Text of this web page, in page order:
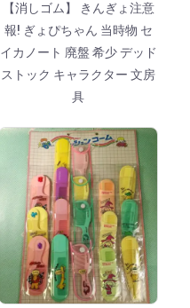
【消しゴム】 きんぎょ注意
報! ぎょぴちゃん 当時物 セ
イカノート 廃盤 希少 デッド
ストック キャラクター 文房
具